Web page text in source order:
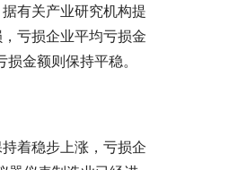
有关产业研究机构提
亏损企业平均亏损金
金额则保持平稳。
着稳步上涨，亏损企